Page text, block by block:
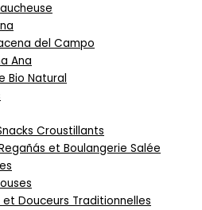
del Campo
Ana
Bio Natural
Croustillants
et Boulangerie Salée
et Douceurs Traditionnelles